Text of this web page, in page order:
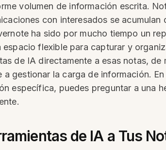
volumen de información escrita.
con interesados se
ha sido por mucho tiempo un
flexible para capturar y
de IA directamente a esas notas,
gestionar la carga de información.
específica, puedes preguntar a una
de IA a Tus